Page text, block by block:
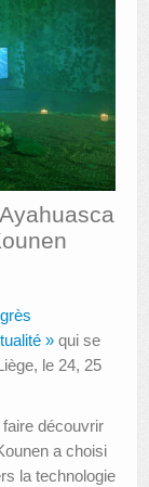
» qui se
le 24, 25
faire découvrir
a choisi
la technologie